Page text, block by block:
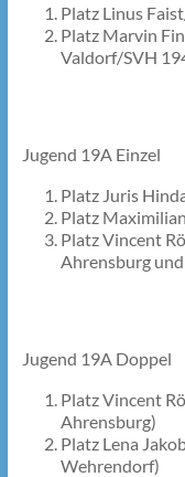
Platz Linus
Platz Marvin
Valdorf/SVH
Jugend 19A Einzel
Platz Juris
Platz
Platz Vincent
Ahrensburg
Jugend 19A Doppel
Platz Vincent
Ahrensburg)
Platz Lena
Wehrendorf)